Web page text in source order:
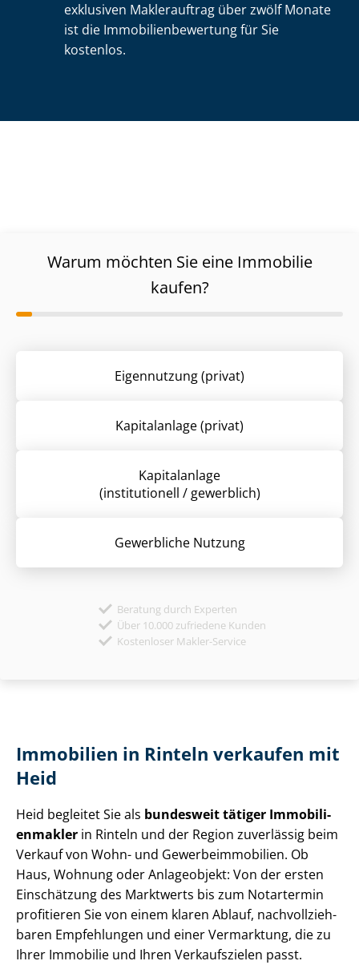
exklusiven Maklerauftrag über zwölf Monate
ist die Im­mo­bi­li­en­be­wer­tung für Sie
kostenlos.
Warum möchten Sie eine Immobilie
kaufen?
Eigennutzung (privat)
Kapitalanlage (privat)
Kapitalanlage
(institutionell / gewerblich)
Gewerbliche Nutzung
Beratung durch Experten
Über 10.000 zufriedene Kunden
Kostenloser Makler-Service
Immobilien in Rinteln verkaufen mit
Heid
Heid begleitet Sie als bundesweit tätiger Im­mo­bi­li­
en­mak­ler in Rinteln und der Region zuverlässig beim
Verkauf von Wohn- und Ge­wer­be­im­mo­bi­li­en. Ob
Haus, Wohnung oder Anlageobjekt: Von der ersten
Einschätzung des Marktwerts bis zum Notartermin
profitieren Sie von einem klaren Ablauf, nach­voll­zieh­
ba­ren Empfehlungen und einer Vermarktung, die zu
Ihrer Immobilie und Ihren Verkaufszielen passt.